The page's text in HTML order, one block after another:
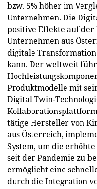
bzw. 5% höher im
Unternehmen. Die
positive Effekte auf der
Unternehmen aus
digitale
kann. Der weltweit
Produktmodelle mit
Digital Twin-
tätige Hersteller von
aus Österreich,
System, um die
seit der Pandemie zu
ermöglicht eine
durch die Integration